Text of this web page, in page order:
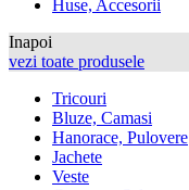
Huse, Accesorii
Inapoi
vezi toate produsele
Tricouri
Bluze, Camasi
Hanorace, Pulovere
Jachete
Veste